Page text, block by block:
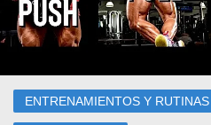
ENTRENAMIENTOS Y RUTINAS